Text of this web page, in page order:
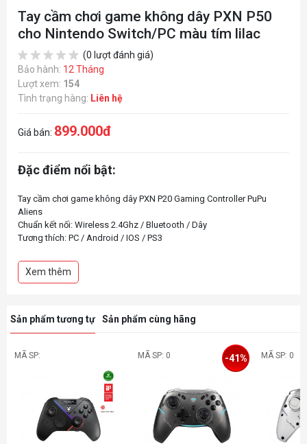
Tay cầm chơi game không dây PXN P50
cho Nintendo Switch/PC màu tím lilac
(0 lượt đánh giá)
Bảo hành: 12 Tháng
Lượt xem: 154
Tình trạng hàng: Liên hệ
Giá bán: 899.000đ
Đặc điểm nổi bật:
Tay cầm chơi game không dây PXN P20 Gaming Controller PuPu
Aliens
Chuẩn kết nối: Wireless 2.4Ghz / Bluetooth / Dây
Tương thích: PC / Android / IOS / PS3
Thiết kế vỏ mặt trên có thể tháo rời
Dễ dàng tuỳ chỉnh qua app
Xem thêm
Sản phẩm tương tự Sản phẩm cùng hãng
MÃ SP: MÃ SP: 0 -41% MÃ SP: 0